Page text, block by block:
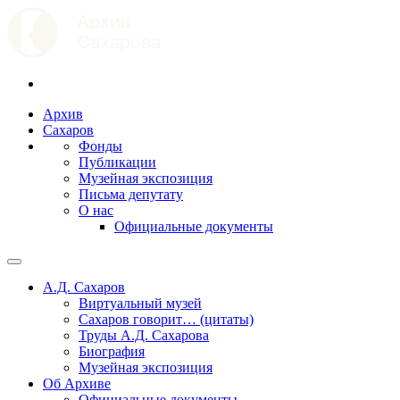
Архив
Сахаров
Фонды
Публикации
Музейная экспозиция
Письма депутату
О нас
Официальные документы
А.Д. Сахаров
Виртуальный музей
Сахаров говорит… (цитаты)
Труды А.Д. Сахарова
Биография
Музейная экспозиция
Об Архиве